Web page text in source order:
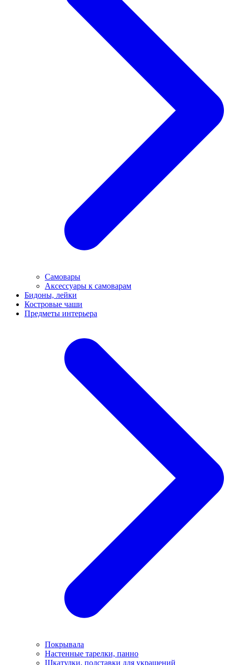
Самовары
Аксессуары к самоварам
Бидоны, лейки
Костровые чаши
Предметы интерьера
Покрывала
Настенные тарелки, панно
Шкатулки, подставки для украшений